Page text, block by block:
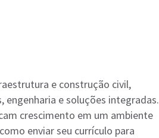
e construção civil,
e soluções integradas.
crescimento em um ambiente
enviar seu currículo para